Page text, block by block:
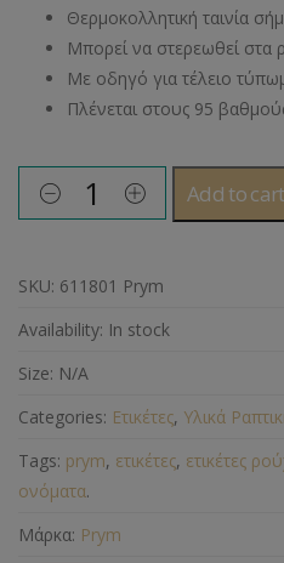
Θερμοκολλητική ταινία
Μπορεί να στερεωθεί στα
Με οδηγό για τέλειο
Πλένεται στους 95
Add to cart
SKU: 611801 Prym
Availability: In stock
Size: N/A
Categories: Ετικέτες, Υλικά
Tags: prym, ετικέτες, ετικέτες
ονόματα.
Μάρκα: Prym